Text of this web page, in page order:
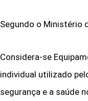
Segundo o Ministério
Considera-se
individual utilizado
segurança e a saúde